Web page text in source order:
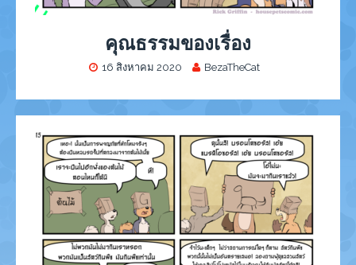
คุณธรรมของเรื่อง
16 สิงหาคม 2020 BezaTheCat